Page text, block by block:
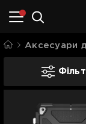
Аксесуари
Чохли для